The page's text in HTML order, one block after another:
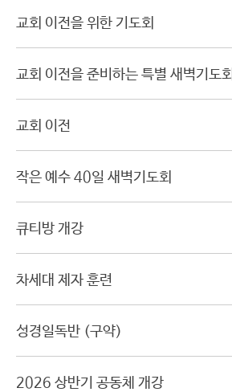
교회 이전을 위한 기도회
교회 이전을 준비하는 특별 새벽기도회
교회 이전
작은 예수 40일 새벽기도회
큐티방 개강
차세대 제자 훈련
성경일독반 (구약)
2026 상반기 공동체 개강